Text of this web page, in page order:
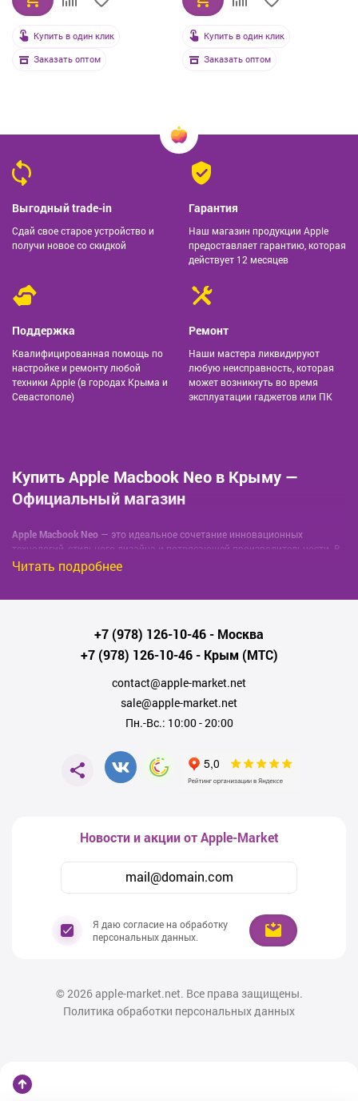
Купить в один клик
Заказать оптом
Купить в один клик
Заказать оптом
Выгодный trade-in
Сдай свое старое устройство и
получи новое со скидкой
Гарантия
Наш магазин продукции Apple
предоставляет гарантию, которая
действует 12 месяцев
Поддержка
Квалифицированная помощь по
настройке и ремонту любой
техники Apple (в городах Крыма и
Севастополе)
Ремонт
Наши мастера ликвидируют
любую неисправность, которая
может возникнуть во время
эксплуатации гаджетов или ПК
Купить Apple Macbook Neo в Крыму —
Официальный магазин
Apple Macbook Neo — это идеальное сочетание инновационных
технологий, стильного дизайна и потрясающей производительности. В
нашем интернет-магазине в Крыму вы можете купить оригинальные
ноутбуки Apple по самым выгодным ценам. Мы предлагаем широкий
Преимущества покупки Macbook Neo в Крыму:
Официальная гарантия от Apple на все
Оригинальная продукция с сертификацией для
Быстрая доставка по Крыму и области;
Детальная консультация от опытных
Рассрочка и кредит на выгодных условиях.
Почему именно Macbook Neo?Устройства этой линейки оснащены
новейшими процессорами Apple, невероятно яркими экранами Retina,
выбором для студентов, бизнесменов, дизайнеров, программистов и
всех, кто ценит комфорт и производительность.
получить консультацию по любому вопросу и оформить покупку
удобным способом.
Читать подробнее
+7 (978) 126-10-46- Москва
+7 (978) 126-10-46- Крым (МТС)
contact@apple-market.net
sale@apple-market.net
Пн.-Вс.: 10:00 - 20:00
Новости и акции от Apple-Market
Я даю согласие на обработку
персональных данных.
© 2026apple-market.net. Все права защищены.
Политика обработки персональных данных